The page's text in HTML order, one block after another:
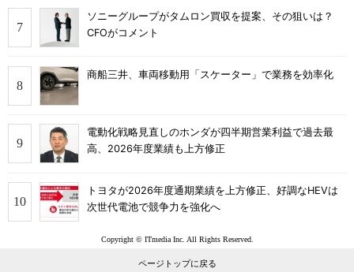
ソニーグループがタムロン買収を提案、その狙いは？
CFOがコメント
商船三井、車両移動用「スケーター」で業務を効率化
電動化戦略見直しのホンダが四半期営業利益で過去最
高、2026年度業績も上方修正
トヨタが2026年度通期業績を上方修正、好調なHEVは
次世代電池で競争力を強化へ
Copyright © ITmedia Inc. All Rights Reserved.
ページトップに戻る